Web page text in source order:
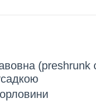
(preshrunk